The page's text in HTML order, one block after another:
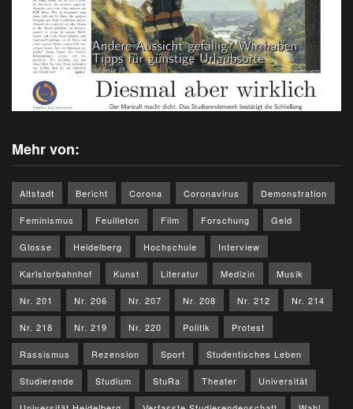
Mehr von:
Altstadt Bericht Corona Coronavirus Demonstration
Feminismus Feuilleton Film Forschung Geld
Glosse Heidelberg Hochschule Interview
Karlstorbahnhof Kunst Literatur Medizin Musik
Nr. 201 Nr. 206 Nr. 207 Nr. 208 Nr. 212 Nr. 214
Nr. 218 Nr. 219 Nr. 220 Politik Protest
Rassismus Rezension Sport Studentisches Leben
Studierende Studium StuRa Theater Universität